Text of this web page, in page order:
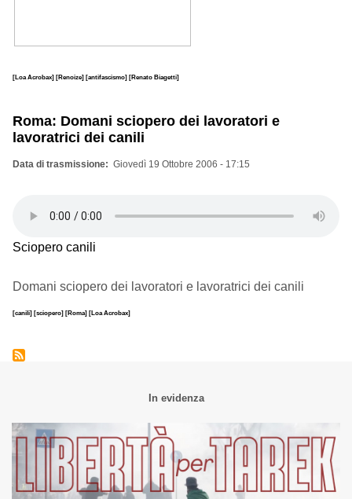
[Loa Acrobax] [Renoize] [antifascismo] [Renato Biagetti]
Roma: Domani sciopero dei lavoratori e
lavoratrici dei canili
Data di trasmissione Giovedì 19 Ottobre 2006 - 17:15
Sciopero canili
Domani sciopero dei lavoratori e lavoratrici dei canili
[canili] [sciopero] [Roma] [Loa Acrobax]
In evidenza